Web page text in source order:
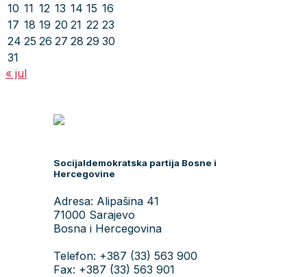
10 11 12 13 14 15 16
17 18 19 20 21 22 23
24 25 26 27 28 29 30
31
« jul
Socijaldemokratska partija Bosne i
Hercegovine
Adresa: Alipašina 41
71000 Sarajevo
Bosna i Hercegovina
Telefon: +387 (33) 563 900
Fax: +387 (33) 563 901